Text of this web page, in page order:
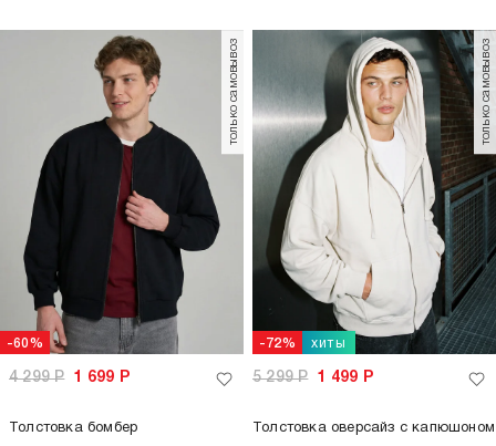
-60%
только самовывоз
4 299Р 1 699 Р
Толстовка бомбер
-72% хиты
только самовывоз
5 299Р 1 499 Р
Толстовка оверсайз с капюшоном